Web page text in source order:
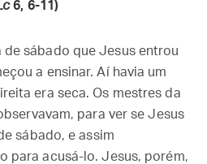
6, 6-11)
sábado que Jesus entrou
a ensinar. Aí havia um
era seca. Os mestres da
para ver se Jesus
sábado, e assim
para acusá-lo. Jesus, porém,